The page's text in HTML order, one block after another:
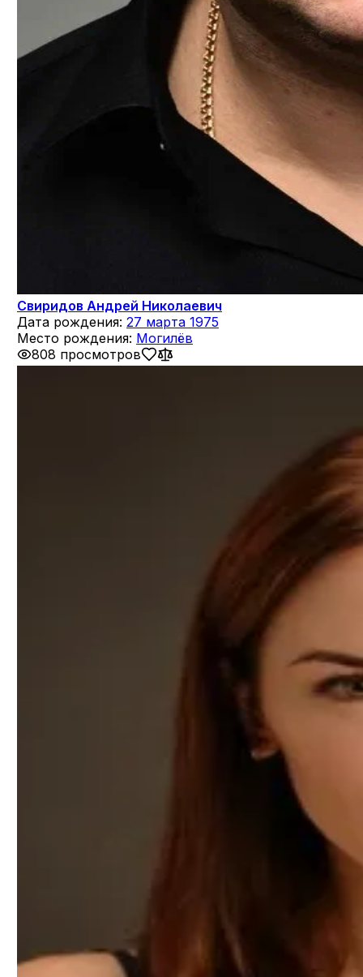
Свиридов Андрей Николаевич
Дата рождения: 27 марта 1975
Место рождения: Могилёв
808 просмотров